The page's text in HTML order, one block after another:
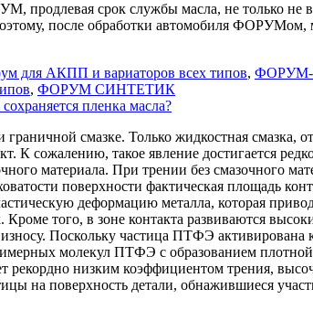
срок службы масла, не только не
после обработки автомобиля
для АКПП и вариаторов всех типов, ФОРУМ-
, ФОРУМ СИНТЕТИК
пленка масла?
смазке. Только жидкостная смазка,
К сожалению, такое явление достигается
материала. При трении без смазочного
поверхности фактическая площадь
деформацию металла, которая
того, в зоне контакта развиваются
Поскольку частица ПТФЭ активирована
молекул ПТФЭ с образованием
рекордно низким коэффициентом трения,
на поверхность детали, обнажившиеся